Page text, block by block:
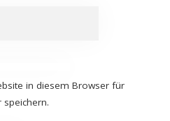
in diesem Browser für